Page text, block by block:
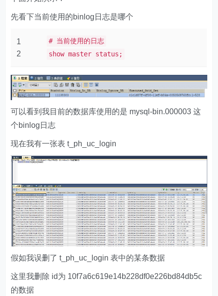
先看下当前使用的binlog日志是哪个
1
2
# 当前使用的日志
show master status;
可以看到我目前的数据库使用的是 mysql-bin.000003 这
个binlog日志
现在我有一张表 t_ph_uc_login
假如我误删了 t_ph_uc_login 表中的某条数据
这里我删除 id为 10f7a6c619e14b228df0e226bd84db5c
的数据